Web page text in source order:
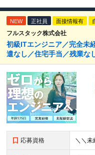
NEW 正社員 面接情報有
フルスタック株式会社
初級ITエンジニア／完全未
遣なし／住宅手当／残業な
応募資格